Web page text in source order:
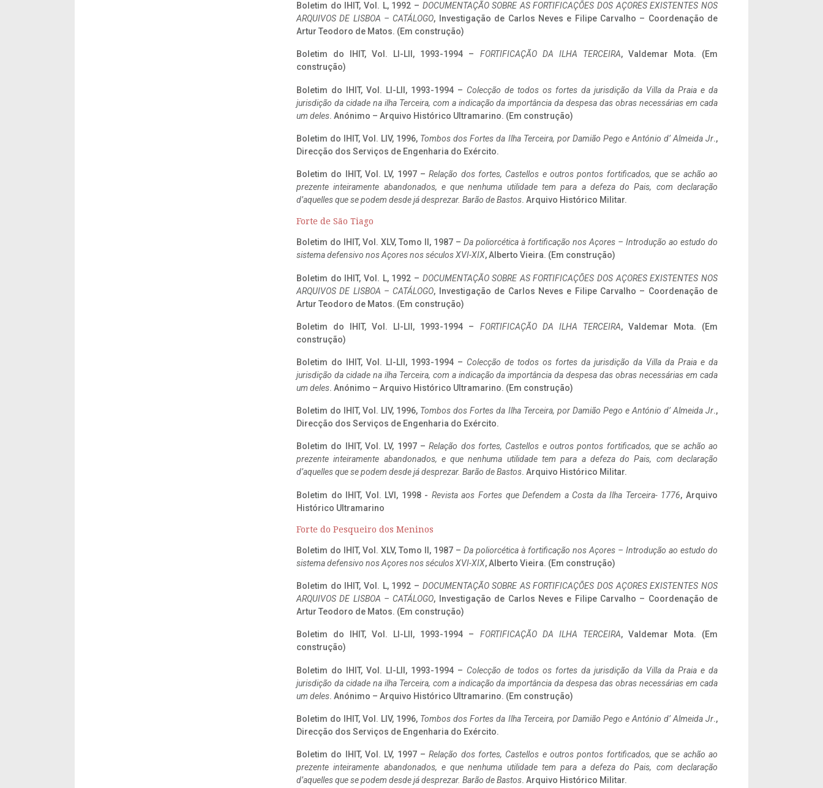
Boletim do IHIT, Vol. L, 1992 – DOCUMENTAÇÃO SOBRE AS FORTIFICAÇÕES DOS AÇORES EXISTENTES NOS
ARQUIVOS DE LISBOA – CATÁLOGO, Investigação de Carlos Neves e Filipe Carvalho – Coordenação de
Artur Teodoro de Matos. (Em construção)
Boletim do IHIT, Vol. LI-LII, 1993-1994 – FORTIFICAÇÃO DA ILHA TERCEIRA, Valdemar Mota. (Em
construção)
Boletim do IHIT, Vol. LI-LII, 1993-1994 – Colecção de todos os fortes da jurisdição da Villa da Praia e da
jurisdição da cidade na ilha Terceira, com a indicação da importância da despesa das obras necessárias em cada
um deles. Anónimo – Arquivo Histórico Ultramarino. (Em construção)
Boletim do IHIT, Vol. LIV, 1996, Tombos dos Fortes da Ilha Terceira, por Damião Pego e António d’ Almeida Jr.,
Direcção dos Serviços de Engenharia do Exército.
Boletim do IHIT, Vol. LV, 1997 –Relação dos fortes, Castellos e outros pontos fortificados, que se achão ao
prezente inteiramente abandonados, e que nenhuma utilidade tem para a defeza do Pais, com declaração
d’aquelles que se podem desde já desprezar. Barão de Bastos. Arquivo Histórico Militar.
Forte de São Tiago
Boletim do IHIT, Vol. XLV, Tomo II, 1987 – Da poliorcética à fortificação nos Açores – Introdução ao estudo do
sistema defensivo nos Açores nos séculos XVI-XIX, Alberto Vieira. (Em construção)
Boletim do IHIT, Vol. L, 1992 – DOCUMENTAÇÃO SOBRE AS FORTIFICAÇÕES DOS AÇORES EXISTENTES NOS
ARQUIVOS DE LISBOA – CATÁLOGO, Investigação de Carlos Neves e Filipe Carvalho – Coordenação de
Artur Teodoro de Matos. (Em construção)
Boletim do IHIT, Vol. LI-LII, 1993-1994 – FORTIFICAÇÃO DA ILHA TERCEIRA, Valdemar Mota. (Em
construção)
Boletim do IHIT, Vol. LI-LII, 1993-1994 – Colecção de todos os fortes da jurisdição da Villa da Praia e da
jurisdição da cidade na ilha Terceira, com a indicação da importância da despesa das obras necessárias em cada
um deles. Anónimo – Arquivo Histórico Ultramarino. (Em construção)
Boletim do IHIT, Vol. LIV, 1996, Tombos dos Fortes da Ilha Terceira, por Damião Pego e António d’ Almeida Jr.,
Direcção dos Serviços de Engenharia do Exército.
Boletim do IHIT, Vol. LV, 1997 –Relação dos fortes, Castellos e outros pontos fortificados, que se achão ao
prezente inteiramente abandonados, e que nenhuma utilidade tem para a defeza do Pais, com declaração
d’aquelles que se podem desde já desprezar. Barão de Bastos. Arquivo Histórico Militar.
Boletim do IHIT, Vol. LVI, 1998 - Revista aos Fortes que Defendem a Costa da Ilha Terceira- 1776, Arquivo
Histórico Ultramarino
Forte do Pesqueiro dos Meninos
Boletim do IHIT, Vol. XLV, Tomo II, 1987 – Da poliorcética à fortificação nos Açores – Introdução ao estudo do
sistema defensivo nos Açores nos séculos XVI-XIX, Alberto Vieira. (Em construção)
Boletim do IHIT, Vol. L, 1992 – DOCUMENTAÇÃO SOBRE AS FORTIFICAÇÕES DOS AÇORES EXISTENTES NOS
ARQUIVOS DE LISBOA – CATÁLOGO, Investigação de Carlos Neves e Filipe Carvalho – Coordenação de
Artur Teodoro de Matos. (Em construção)
Boletim do IHIT, Vol. LI-LII, 1993-1994 – FORTIFICAÇÃO DA ILHA TERCEIRA, Valdemar Mota. (Em
construção)
Boletim do IHIT, Vol. LI-LII, 1993-1994 – Colecção de todos os fortes da jurisdição da Villa da Praia e da
jurisdição da cidade na ilha Terceira, com a indicação da importância da despesa das obras necessárias em cada
um deles. Anónimo – Arquivo Histórico Ultramarino. (Em construção)
Boletim do IHIT, Vol. LIV, 1996, Tombos dos Fortes da Ilha Terceira, por Damião Pego e António d’ Almeida Jr.,
Direcção dos Serviços de Engenharia do Exército.
Boletim do IHIT, Vol. LV, 1997 –Relação dos fortes, Castellos e outros pontos fortificados, que se achão ao
prezente inteiramente abandonados, e que nenhuma utilidade tem para a defeza do Pais, com declaração
d’aquelles que se podem desde já desprezar. Barão de Bastos. Arquivo Histórico Militar.